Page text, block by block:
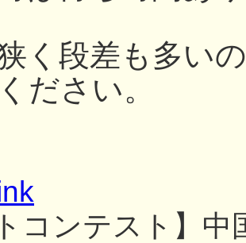
く段差も多い
ださい。
コンテスト】